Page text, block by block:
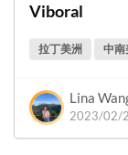
Viboral
拉丁美洲 中南
Lina
2023/02/